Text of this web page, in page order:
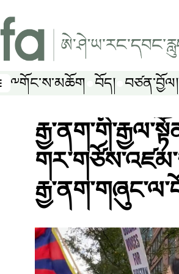
༸གོང་ས་མཆོག བོད། བཙན་བྱོལ།